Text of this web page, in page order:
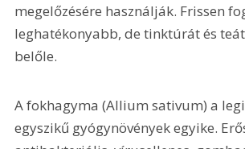
megelőzésére használják. Frissen
leghatékonyabb, de tinktúrát és
belőle.
A fokhagyma (Allium sativum) a
egyszikű gyógynövények egyike.